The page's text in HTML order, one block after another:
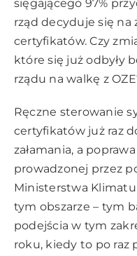
sięgającego 97%
rząd decyduje się na
certyfikatów. Czy
które się już odbyły
rządu na walkę z
Ręczne sterowanie
certyfikatów już raz
załamania, a
prowadzonej przez
Ministerstwa
tym obszarze – tym
podejścia w tym
roku, kiedy to po raz